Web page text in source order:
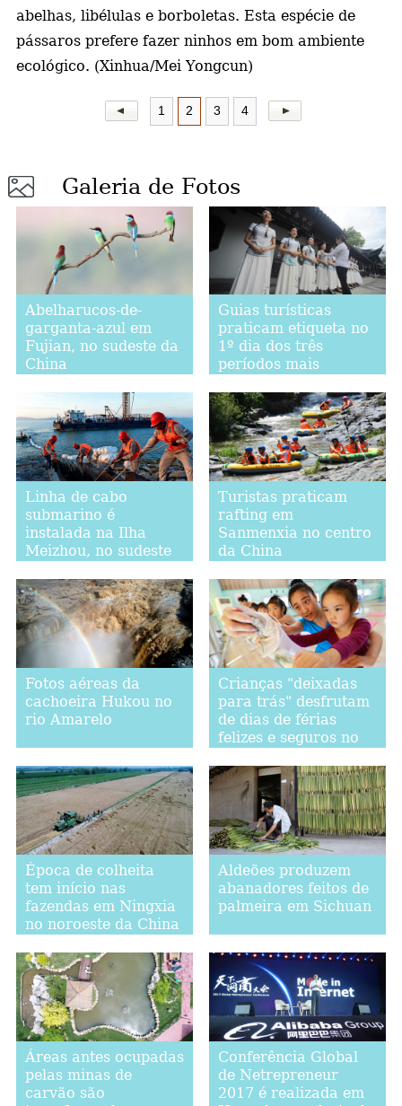
abelhas, libélulas e borboletas. Esta espécie de
pássaros prefere fazer ninhos em bom ambiente
ecológico. (Xinhua/Mei Yongcun)
1 2 3 4
Galeria de Fotos
Abelharucos-de-
garganta-azul em
Fujian, no sudeste da
China
Guias turísticas
praticam etiqueta no
1º dia dos três
períodos mais
Linha de cabo
submarino é
instalada na Ilha
Meizhou, no sudeste
Turistas praticam
rafting em
Sanmenxia no centro
da China
Fotos aéreas da
cachoeira Hukou no
rio Amarelo
Crianças "deixadas
para trás" desfrutam
de dias de férias
felizes e seguros no
Época de colheita
tem início nas
fazendas em Ningxia
no noroeste da China
Aldeões produzem
abanadores feitos de
palmeira em Sichuan
Áreas antes ocupadas
pelas minas de
carvão são
Conferência Global
de Netrepreneur
2017 é realizada em